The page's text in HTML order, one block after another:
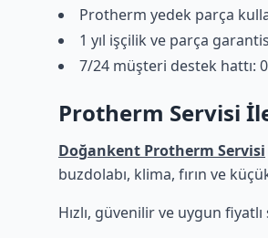
Protherm yedek parça
1 yıl işçilik ve parça
7/24 müşteri destek hattı:
Protherm Servisi
Doğankent Protherm Servisi
buzdolabı, klima, fırın ve
Hızlı, güvenilir ve uygun